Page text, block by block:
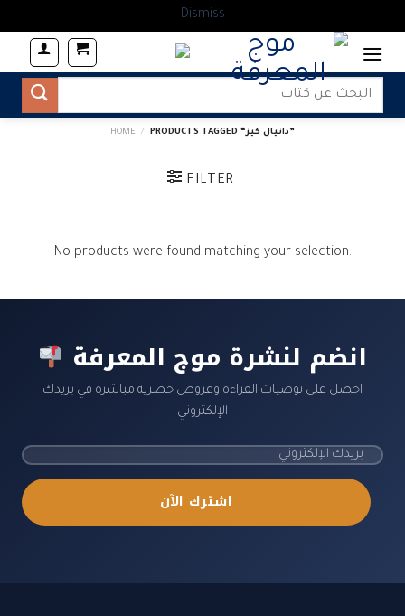
Dismiss
content
Search
HOME / PRODUCTS TAGGED “دانيال كيز‎”
FILTER
No products were found matching your selection.
انضم لنشرة موج المعرفة
احصل على توصيات القراءة وعروض حصرية مباشرة في بريدك
الإلكتروني
اشترك الآن